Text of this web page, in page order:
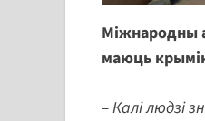
Міжнародны
маюць
– Калі людзі